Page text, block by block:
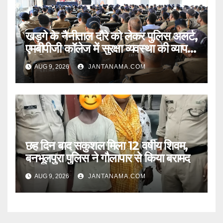
खड़गे के नैनीताल दौरे को लेकर पुलिस अलर्ट,
एमबीपीजी कॉलेज में सुरक्षा व्यवस्था की व्यापक
ब्रीफिंग
AUG 9, 2026 JANTANAMA.COM
छह दिन बाद सकुशल मिला 12 वर्षीय शिवम,
बनभूलपुरा पुलिस ने गौलापार से किया बरामद
AUG 9, 2026 JANTANAMA.COM